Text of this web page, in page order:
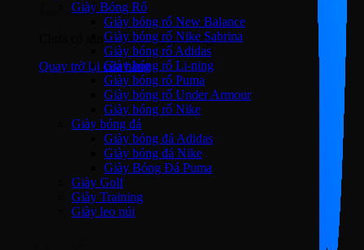
Chưa có sản phẩm trong giỏ hàng.
Quay trở lại cửa hàng
Giày Bóng Rổ
Giày bóng rổ New Balance
Giày bóng rổ Nike Sabrina
Giày bóng rổ Adidas
Giày bóng rổ Li-ning
Giày bóng rổ Puma
Giày bóng rổ Under Armour
Giày bóng rổ Nike
Giày bóng đá
Giày bóng đá Adidas
Giày bóng đá Nike
Giày Bóng Đá Puma
Giày Golf
Giày Training
Giày leo núi